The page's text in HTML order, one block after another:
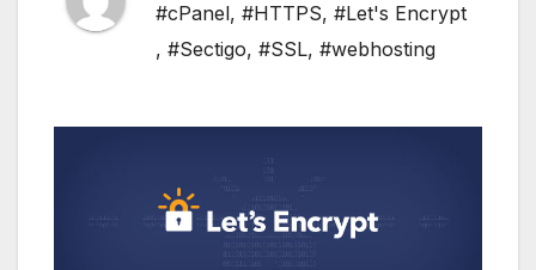
#cPanel, #HTTPS, #Let's Encrypt
, #Sectigo, #SSL, #webhosting